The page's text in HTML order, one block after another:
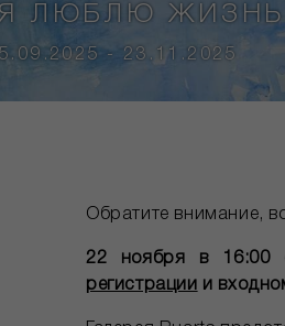
ЛЮБЛЮ ЖИЗНЬ
5.09.2025 - 23.11.2025
Обратите внимание,
22 ноября в 16:00
регистрации
и